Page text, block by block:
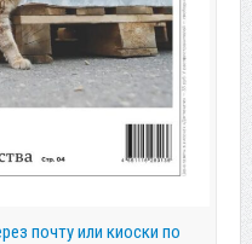
почту или киоски по